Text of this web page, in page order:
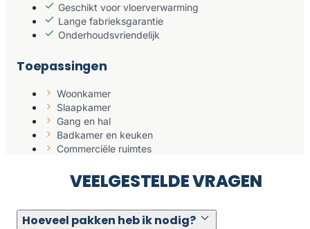
Geschikt voor vloerverwarming
Lange fabrieksgarantie
Onderhoudsvriendelijk
Toepassingen
Woonkamer
Slaapkamer
Gang en hal
Badkamer en keuken
Commerciële ruimtes
VEELGESTELDE VRAGEN
Hoeveel pakken heb ik nodig?